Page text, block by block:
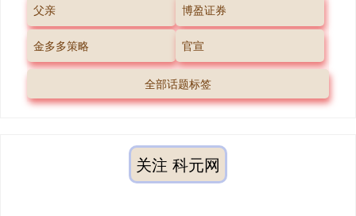
父亲 博盈证券
金多多策略 官宣
全部话题标签
关注 科元网